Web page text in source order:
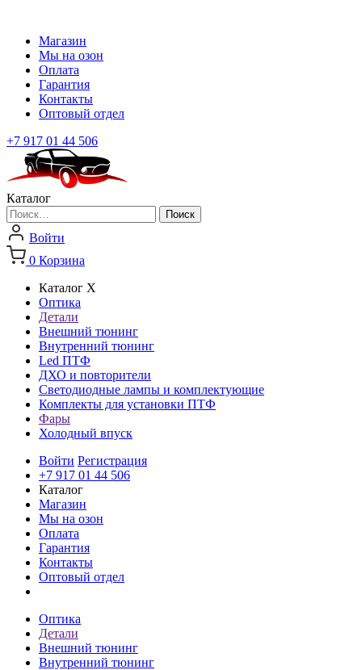
Магазин
Мы на озон
Оплата
Гарантия
Контакты
Оптовый отдел
+7 917 01 44 506
Каталог
Найти:
Войти
0 Корзина
Каталог X
Оптика
Детали
Внешний тюнинг
Внутренний тюнинг
Led ПТФ
ДХО и повторители
Светодиодные лампы и комплектующие
Комплекты для установки ПТФ
Фары
Холодный впуск
Войти Регистрация
+7 917 01 44 506
Каталог
Магазин
Мы на озон
Оплата
Гарантия
Контакты
Оптовый отдел
Оптика
Детали
Внешний тюнинг
Внутренний тюнинг